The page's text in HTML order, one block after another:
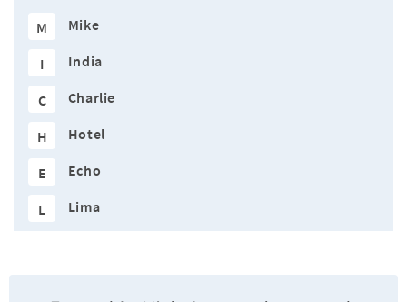
M Mike
I India
C Charlie
H Hotel
E Echo
L Lima